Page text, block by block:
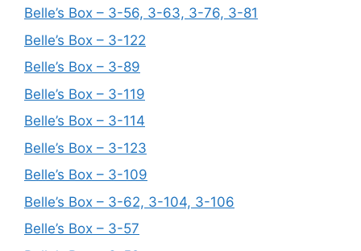
Belle’s Box – 3-56, 3-63, 3-76, 3-81
Belle’s Box – 3-122
Belle’s Box – 3-89
Belle’s Box – 3-119
Belle’s Box – 3-114
Belle’s Box – 3-123
Belle’s Box – 3-109
Belle’s Box – 3-62, 3-104, 3-106
Belle’s Box – 3-57